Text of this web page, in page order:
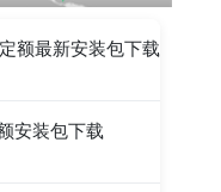
额最新安装包下载
安装包下载